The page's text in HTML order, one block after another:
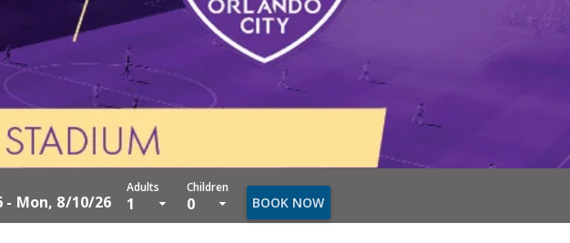
- Mon, 8/10/26
Adults
1
Children
0 BOOK NOW